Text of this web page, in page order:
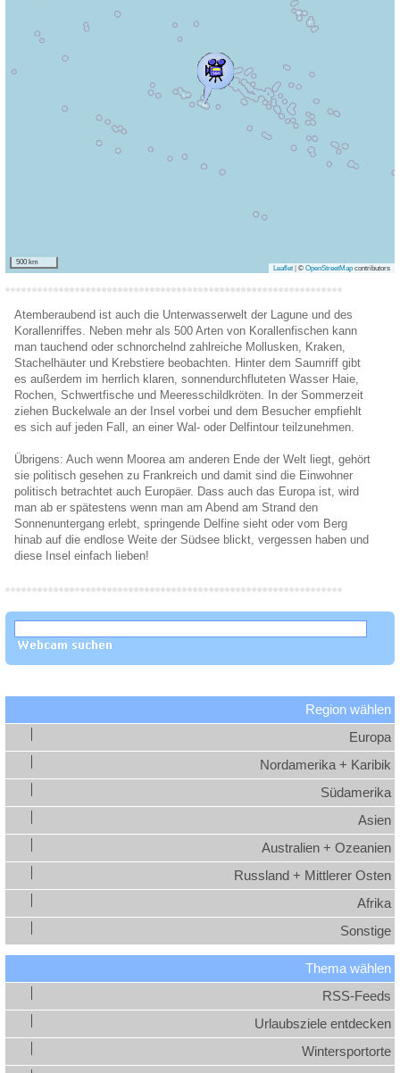
500 km
Leaflet © OpenStreetMap contributors
Atemberaubend ist auch die Unterwasserwelt der Lagune und des
Korallenriffes. Neben mehr als 500 Arten von Korallenfischen kann
man tauchend oder schnorchelnd zahlreiche Mollusken, Kraken,
Stachelhäuter und Krebstiere beobachten. Hinter dem Saumriff gibt
es außerdem im herrlich klaren, sonnendurchfluteten Wasser Haie,
Rochen, Schwertfische und Meeresschildkröten. In der Sommerzeit
ziehen Buckelwale an der Insel vorbei und dem Besucher empfiehlt
es sich auf jeden Fall, an einer Wal- oder Delfintour teilzunehmen.
Übrigens: Auch wenn Moorea am anderen Ende der Welt liegt, gehört
sie politisch gesehen zu Frankreich und damit sind die Einwohner
politisch betrachtet auch Europäer. Dass auch das Europa ist, wird
man ab er spätestens wenn man am Abend am Strand den
Sonnenuntergang erlebt, springende Delfine sieht oder vom Berg
hinab auf die endlose Weite der Südsee blickt, vergessen haben und
diese Insel einfach lieben!
Region wählen
Europa
Nordamerika + Karibik
Südamerika
Asien
Australien + Ozeanien
Russland + Mittlerer Osten
Afrika
Sonstige
Thema wählen
RSS-Feeds
Urlaubsziele entdecken
Wintersportorte